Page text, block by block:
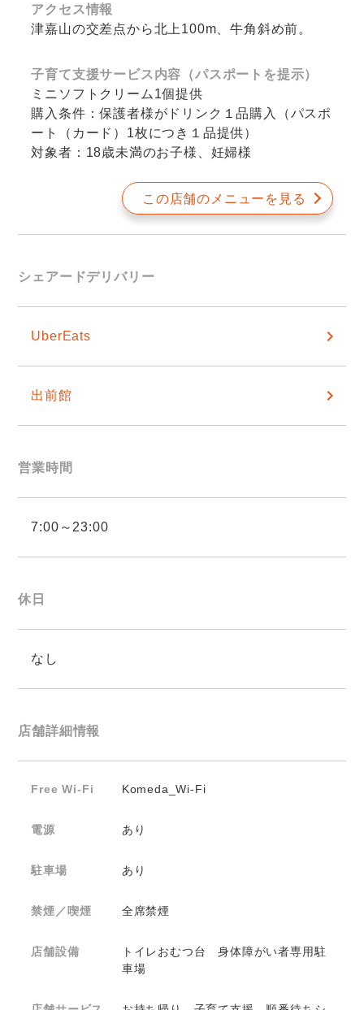
アクセス情報
津嘉山の交差点から北上100m、牛角斜め前。
子育て支援サービス内容（パスポートを提示）
ミニソフトクリーム1個提供
購入条件：保護者様がドリンク１品購入（パスポ
ート（カード）1枚につき１品提供）
対象者：18歳未満のお子様、妊婦様
この店舗のメニューを見る
シェアードデリバリー
UberEats
出前館
営業時間
7:00～23:00
休日
なし
店舗詳細情報
Free Wi-Fi Komeda_Wi-Fi
電源 あり
駐車場 あり
禁煙／喫煙 全席禁煙
店舗設備
トイレおむつ台 身体障がい者専用駐
車場